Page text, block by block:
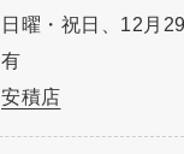
日曜・祝日、12月
有
安積店